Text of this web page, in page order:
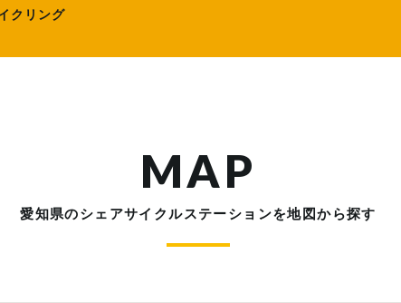
クリング
MAP
愛知県のシェアサイクルステーションを地図から探す